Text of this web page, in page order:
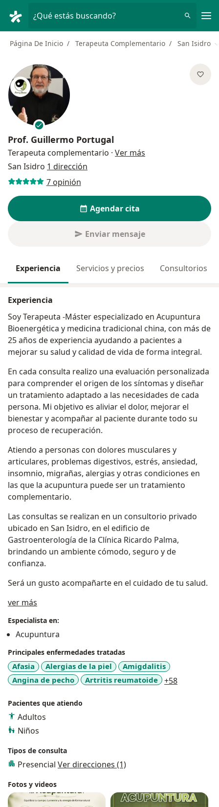
¿Qué estás buscando?
Página De Inicio Terapeuta Complementario San Isidro
Prof. Guillermo Portugal
Terapeuta complementario · Ver más
San Isidro 1 dirección
7 opinión
Agendar cita
Enviar mensaje
Experiencia Servicios y precios Consultorios
Experiencia
Soy Terapeuta -Máster especializado en Acupuntura
Bioenergética y medicina tradicional china, con más de
25 años de experiencia ayudando a pacientes a
mejorar su salud y calidad de vida de forma integral.
En cada consulta realizo una evaluación personalizada
para comprender el origen de los síntomas y diseñar
un tratamiento adaptado a las necesidades de cada
persona. Mi objetivo es aliviar el dolor, mejorar el
bienestar y acompañar al paciente durante todo su
proceso de recuperación.
Atiendo a personas con dolores musculares y
articulares, problemas digestivos, estrés, ansiedad,
insomnio, migrañas, alergias y otras condiciones en
las que la acupuntura puede ser un tratamiento
complementario.
Las consultas se realizan en un consultorio privado
ubicado en San Isidro, en el edificio de
Gastroenterología de la Clínica Ricardo Palma,
brindando un ambiente cómodo, seguro y de
confianza.
Será un gusto acompañarte en el cuidado de tu salud.
ver más
Especialista en:
Acupuntura
Principales enfermedades tratadas
Afasia Alergias de la piel
Amigdalitis
Angina de pecho
Artritis reumatoide +58
Pacientes que atiendo
Adultos
Niños
Tipos de consulta
Presencial Ver direcciones (1)
Fotos y videos